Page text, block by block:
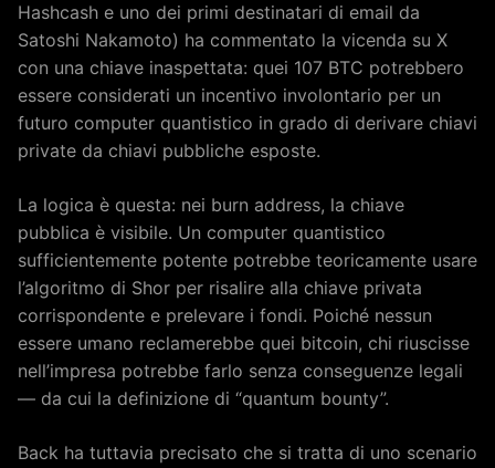
Hashcash e uno dei primi destinatari di email da
Satoshi Nakamoto) ha commentato la vicenda su X
con una chiave inaspettata: quei 107 BTC potrebbero
essere considerati un incentivo involontario per un
futuro computer quantistico in grado di derivare chiavi
private da chiavi pubbliche esposte.
La logica è questa: nei burn address, la chiave
pubblica è visibile. Un computer quantistico
sufficientemente potente potrebbe teoricamente usare
l’algoritmo di Shor per risalire alla chiave privata
corrispondente e prelevare i fondi. Poiché nessun
essere umano reclamerebbe quei bitcoin, chi riuscisse
nell’impresa potrebbe farlo senza conseguenze legali
— da cui la definizione di “quantum bounty”.
Back ha tuttavia precisato che si tratta di uno scenario